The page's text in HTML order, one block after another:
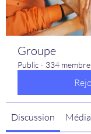
Groupe
Public · 334
Discussion